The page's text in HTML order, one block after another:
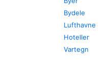
Bydele
Lufthavne
Hoteller
Vartegn